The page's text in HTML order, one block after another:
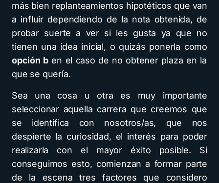
más bien replanteamientos hipotéticos que van
a influir dependiendo de la nota obtenida, de
probar suerte a ver si les gusta ya que no
tienen una idea inicial, o quizás ponerla como
opción b en el caso de no obtener plaza en la
que se quería.
Sea una cosa u otra es muy importante
seleccionar aquella carrera que creemos que
se identifica con nosotros/as, que nos
despierte la curiosidad, el interés para poder
realizarla con el mayor éxito posible. Si
conseguimos esto, comienzan a formar parte
de la escena tres factores que considero